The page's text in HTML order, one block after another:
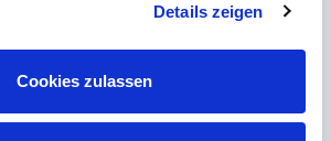
Details zeigen
Cookies zulassen